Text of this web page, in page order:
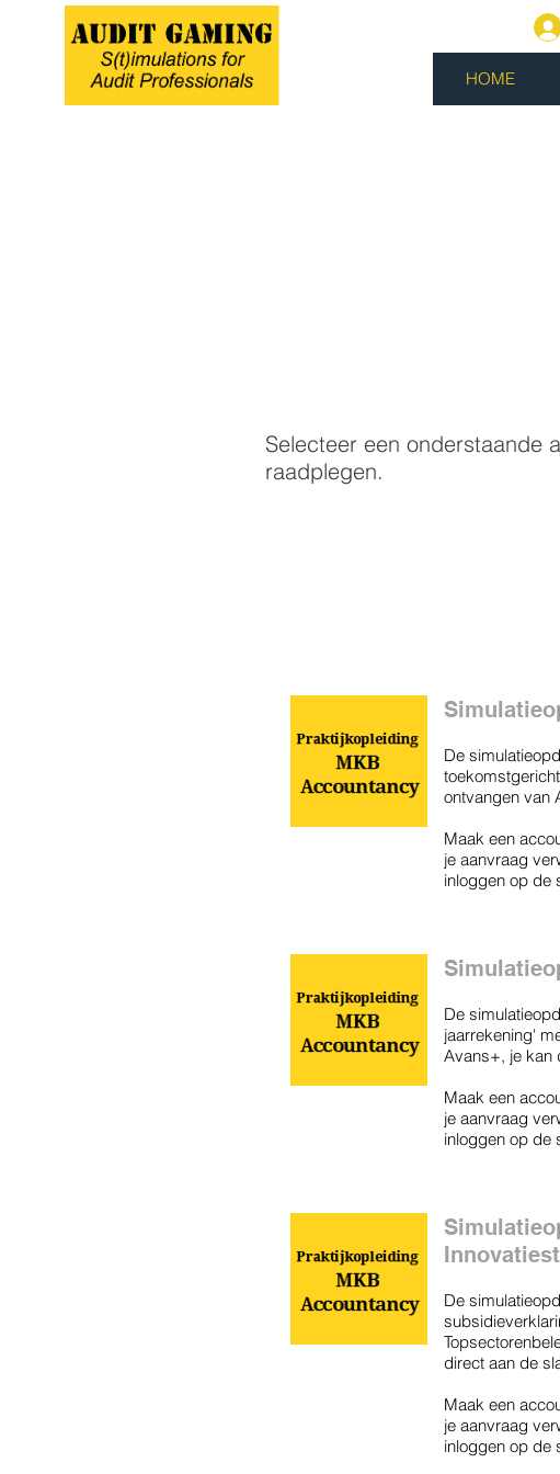
HOME
Selecteer een onderstaande
raadplegen.
De
ontvangen van
Maak een
je aanvraag
inloggen op de
De
jaarrekening'
Avans+, je kan
Maak een
je aanvraag
inloggen op de
De
direct aan de
Maak een
je aanvraag
inloggen op de